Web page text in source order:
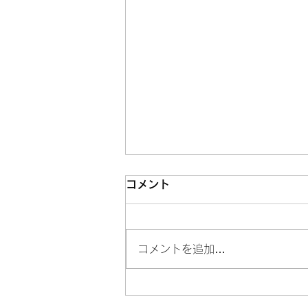
器用な女と不器用な女
コメント
コメントを追加…